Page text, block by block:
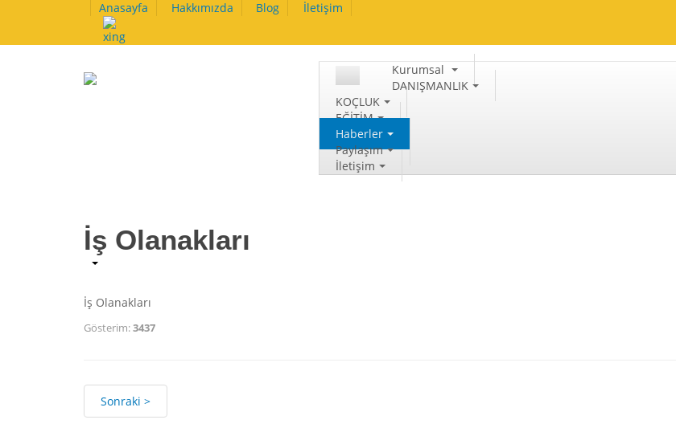
Anasayfa Hakkımızda Blog İletişim
Kurumsal
DANIŞMANLIK
KOÇLUK
EĞİTİM
Haberler
Paylaşım
İletişim
İş Olanakları
İş Olanakları
Gösterim:3437
Sonraki >